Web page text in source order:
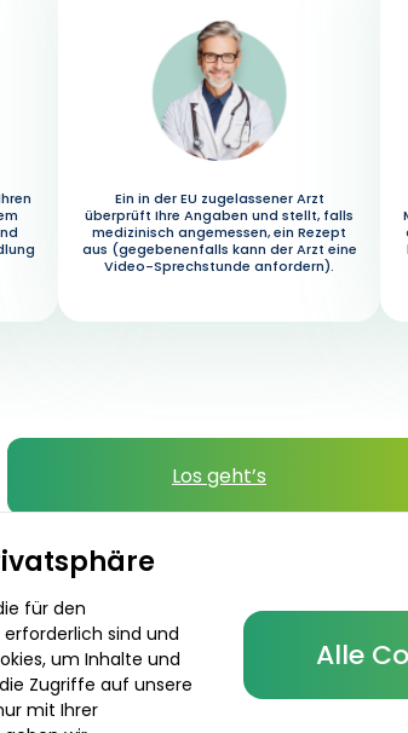
Ein in der EU zugelassener Arzt
überprüft Ihre Angaben und stellt, falls
medizinisch angemessen, ein Rezept
aus (gegebenenfalls kann der Arzt eine
Video-Sprechstunde anfordern).
Los geht’s
für den
sind und
um Inhalte und
Zugriffe auf unsere
mit Ihrer
Alle